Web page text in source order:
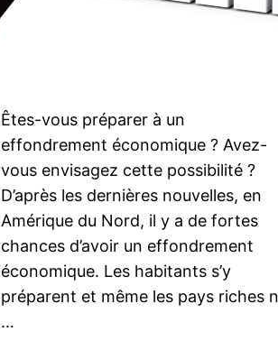
Êtes-vous préparer à un
effondrement économique ? Avez-
vous envisagez cette possibilité ?
D’après les dernières nouvelles, en
Amérique du Nord, il y a de fortes
chances d’avoir un effondrement
économique. Les habitants s’y
préparent et même les pays riches
…